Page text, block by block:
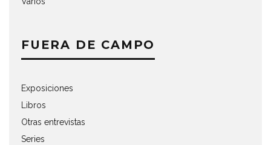
FUERA DE CAMPO
Exposiciones
Libros
Otras entrevistas
Series